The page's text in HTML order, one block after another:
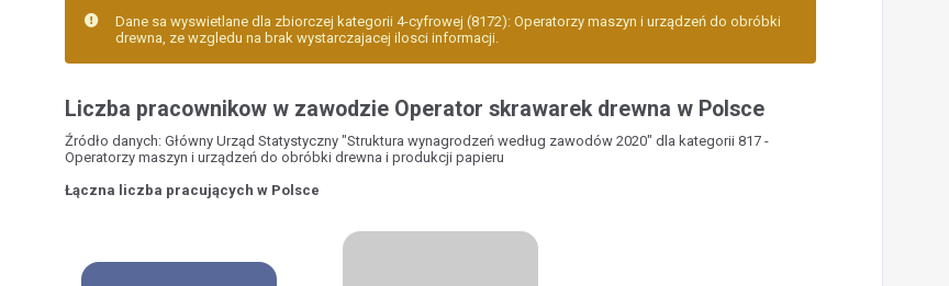
Dane sa wyswietlane dla zbiorczej kategorii 4-cyfrowej (8172): Operatorzy maszyn i urządzeń do obróbki
drewna, ze wzgledu na brak wystarczajacej ilosci informacji.
Liczba pracownikow w zawodzie Operator skrawarek drewna w Polsce
Źródło danych: Główny Urząd Statystyczny "Struktura wynagrodzeń według zawodów 2020" dla kategorii 817 -
Operatorzy maszyn i urządzeń do obróbki drewna i produkcji papieru
Łączna liczba pracujących w Polsce